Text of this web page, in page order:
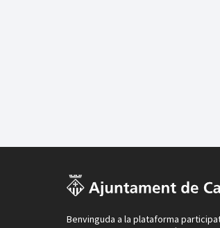
Benvinguda a la plataforma